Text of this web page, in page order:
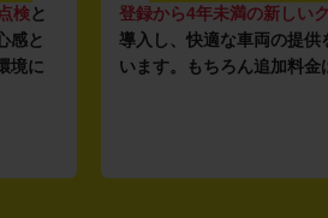
検と
感と
境に
登録から4年未満の新しい
導入し、快適な車両の提供
います。もちろん追加料金